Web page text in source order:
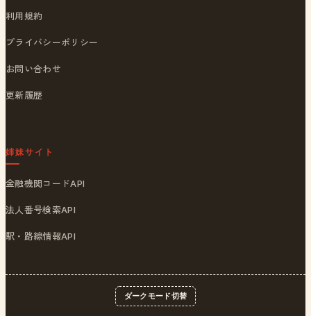
利用規約
プライバシーポリシー
お問い合わせ
更新履歴
姉妹サイト
金融機関コードAPI
法人番号検索API
駅・路線情報API
ダークモード切替